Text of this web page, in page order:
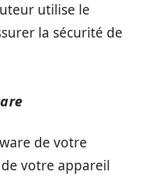
utilise le
la sécurité de
de votre
votre appareil